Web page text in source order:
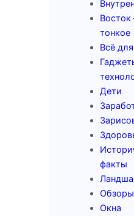
тонкое
Всё
Дети
факты
Обзоры
Окна